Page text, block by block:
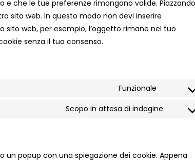
che le tue preferenze rimangano valide. Piazzando
sito web. In questo modo non devi inserire
web, per esempio, l’oggetto rimane nel tuo
senza il tuo consenso.
Funzionale
Consent
Scopo in attesa di indagine
popup con una spiegazione dei cookie. Appena